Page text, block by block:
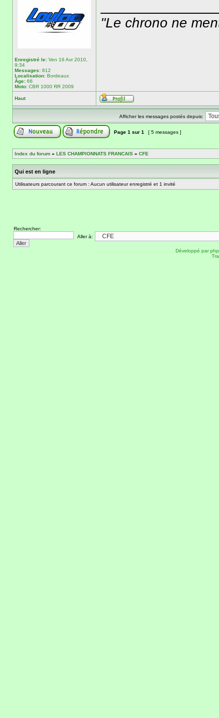
Enregistré le: Ven 16 Avr 2010,
9:34
Messages: 812
Localisation: Bordeaux
Âge: 66
Moto: CBR 1000 RR 2009
"Le chrono ne
Haut
Afficher les messages postés depuis:
Page 1 sur 1 [ 5 messages ]
Index du forum » LES CHAMPIONNATS FRANCAIS » CFE
Qui est en ligne
Utilisateurs parcourant ce forum : Aucun utilisateur enregistré et 1 invité
Rechercher:
Aller à:
Développé par